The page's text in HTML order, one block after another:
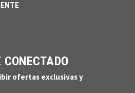
ofertas exclusivas y